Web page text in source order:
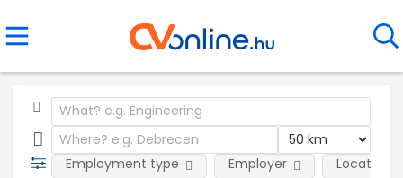
Employment type Employer Location